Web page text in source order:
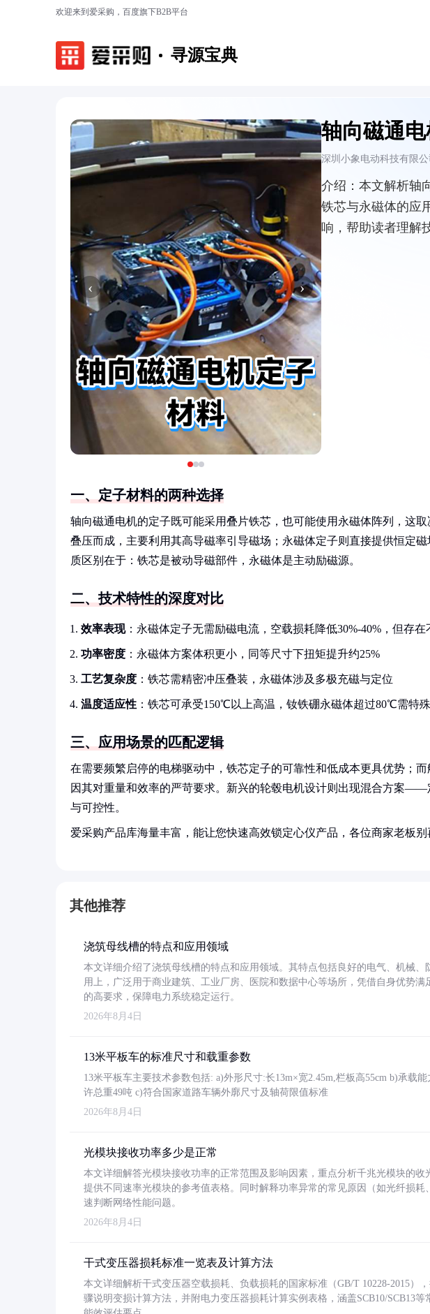
欢迎来到爱采购，百度旗下B2B平台
寻源宝典
‹ ›
轴向磁通
深圳小象电动科技有限公
介绍： 本文解析轴
铁芯与永磁体的应
响，帮助读者理解
一、定子材料的两种选择
轴向磁通电机的定子既可能采用叠片铁芯，也可能使用永磁体阵列，这
叠压而成，主要利用其高导磁率引导磁场；永磁体定子则直接提供恒定
质区别在于：铁芯是被动导磁部件，永磁体是主动励磁源。
二、技术特性的深度对比
效率表现：永磁体定子无需励磁电流，空载损耗降低30%-40%，但存
功率密度 ：永磁体方案体积更小，同等尺寸下扭矩提升约25%
工艺复杂度 ：铁芯需精密冲压叠装，永磁体涉及多极充磁与定位
温度适应性 ：铁芯可承受150℃以上高温，钕铁硼永磁体超过80℃需特
三、应用场景的匹配逻辑
在需要频繁启停的电梯驱动中，铁芯定子的可靠性和低成本更具优势；
因其对重量和效率的严苛要求。新兴的轮毂电机设计则出现混合方案
与可控性。
爱采购产品库海量丰富，能让您快速高效锁定心仪产品，各位商家老板别
其他推荐
浇筑母线槽的特点和应用领域
本文详细介绍了浇筑母线槽的特点和应用领域。其特点包括良好的电气、机械、
用上，广泛用于商业建筑、工业厂房、医院和数据中心等场所，凭借自身优势满
的高要求，保障电力系统稳定运行。
2026年8月4日
13米平板车的标准尺寸和载重参数
13米平板车主要技术参数包括: a)外形尺寸:长13m×宽2.45m,栏板高55cm b)承载
许总重49吨 c)符合国家道路车辆外廓尺寸及轴荷限值标准
2026年8月4日
光模块接收功率多少是正常
本文详细解答光模块接收功率的正常范围及影响因素，重点分析千兆光模块的收
提供不同速率光模块的参考值表格。同时解释功率异常的常见原因（如光纤损
速判断网络性能问题。
2026年8月4日
干式变压器损耗标准一览表及计算方法
本文详细解析干式变压器空载损耗、负载损耗的国家标准（GB/T 10228-2015）
骤说明变损计算方法，并附电力变压器损耗计算实例表格，涵盖SCB10/SCB13